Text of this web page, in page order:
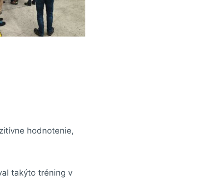
hodnotenie,
takýto tréning v